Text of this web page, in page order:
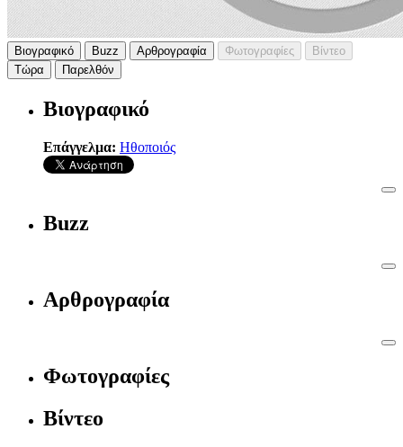
Βιογραφικό Buzz Αρθρογραφία Φωτογραφίες
Βίντεο
Τώρα
Παρελθόν
Βιογραφικό
Επάγγελμα: Ηθοποιός
Buzz
Αρθρογραφία
Φωτογραφίες
Βίντεο